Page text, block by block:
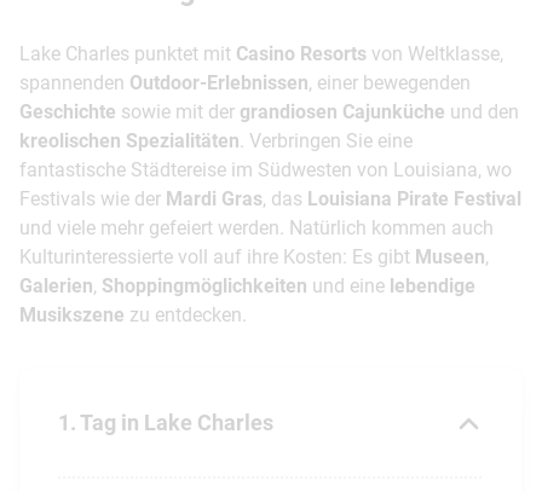
Lake Charles punktet mit Casino Resorts von Weltklasse,
spannenden Outdoor-Erlebnissen, einer bewegenden
Geschichte sowie mit der grandiosen Cajunküche und den
kreolischen Spezialitäten. Verbringen Sie eine
fantastische Städtereise im Südwesten von Louisiana, wo
Festivals wie der Mardi Gras, das Louisiana Pirate Festival
und viele mehr gefeiert werden. Natürlich kommen auch
Kulturinteressierte voll auf ihre Kosten: Es gibt Museen,
Galerien, Shoppingmöglichkeiten und eine lebendige
Musikszene zu entdecken.
1. Tag in Lake Charles